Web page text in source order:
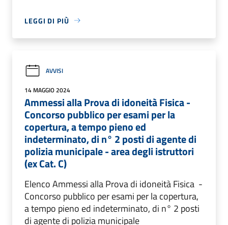
LEGGI DI PIÙ
AVVISI
14 MAGGIO 2024
Ammessi alla Prova di idoneità Fisica -
Concorso pubblico per esami per la
copertura, a tempo pieno ed
indeterminato, di n° 2 posti di agente di
polizia municipale - area degli istruttori
(ex Cat. C)
Elenco Ammessi alla Prova di idoneità Fisica -
Concorso pubblico per esami per la copertura,
a tempo pieno ed indeterminato, di n° 2 posti
di agente di polizia municipale